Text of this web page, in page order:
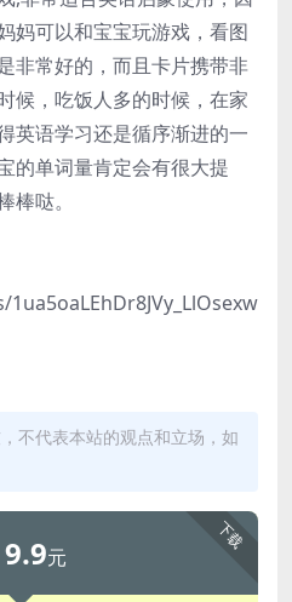
妈可以和宝宝玩游戏，看图
非常好的，而且卡片携带非
候，吃饭人多的时候，在家
英语学习还是循序渐进的一
的单词量肯定会有很大提
哒。
不代表本站的观点和立场，如
下载
9.9元